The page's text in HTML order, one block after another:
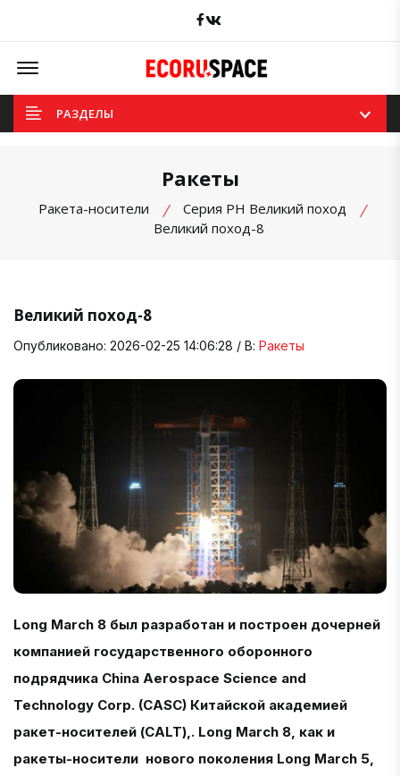
Facebook
Offcanvas Menu Open
РАЗДЕЛЫ
Ракеты
Ракета-носители
Серия РН Великий поход
Великий поход-8
Великий поход-8
Опубликовано: 2026-02-25 14:06:28 / В: Ракеты
Long March 8 был разработан и построен дочерней
компанией государственного оборонного
подрядчика China Aerospace Science and
Technology Corp. (CASC) Китайской академией
ракет-носителей (CALT),. Long March 8, как и
ракеты-носители нового поколения Long March 5,